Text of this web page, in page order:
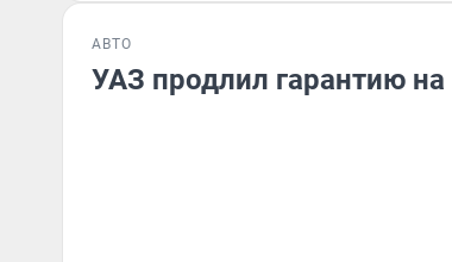
АВТО
УАЗ продлил гарантию на